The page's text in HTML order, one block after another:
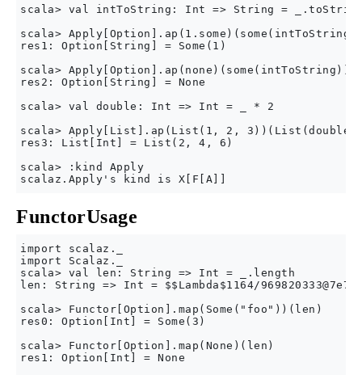
scala> val intToString: Int => String =
scala>
res1: Option[String] = Some(1)
scala> Apply[Option].ap(none)(some(intToString))
res2: Option[String] = None
scala> val double: Int => Int = _ * 2
scala> Apply[List].ap(List(1, 2,
res3: List[Int] = List(2, 4, 6)
scala> :kind Apply
FunctorUsage
import scalaz._
import Scalaz._
scala> val len: String => Int = _.length
len: String => Int = $$Lambda$1164/
scala> Functor[Option].map(Some("foo"))(len)
res0: Option[Int] = Some(3)
scala> Functor[Option].map(None)(len)
res1: Option[Int] = None